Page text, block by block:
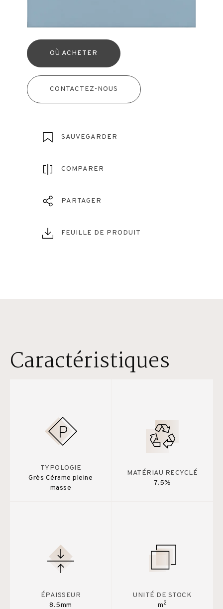
OÙ ACHETER
CONTACTEZ-NOUS
SAUVEGARDER
COMPARER
PARTAGER
FEUILLE DE PRODUIT
Caractéristiques
TYPOLOGIE
Grès Cérame pleine
masse
MATÉRIAU RECYCLÉ
7.5%
ÉPAISSEUR
8.5mm
UNITÉ DE STOCK
m2